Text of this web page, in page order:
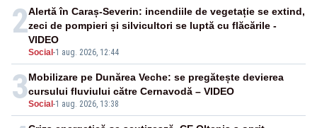
2
Social -1 aug. 2026, 12:44
Alertă în Caraș-Severin: incendiile de vegetație se extind,
zeci de pompieri și silvicultori se luptă cu flăcările -
VIDEO
3Social -1 aug. 2026, 13:38
Mobilizare pe Dunărea Veche: se pregătește devierea
cursului fluviului către Cernavodă – VIDEO